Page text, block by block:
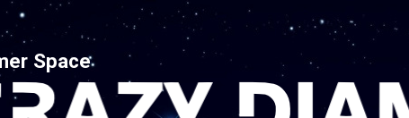
Space